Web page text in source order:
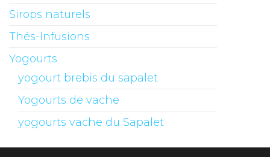
Sirops naturels
Thés-Infusions
Yogourts
yogourt brebis du sapalet
Yogourts de vache
yogourts vache du Sapalet